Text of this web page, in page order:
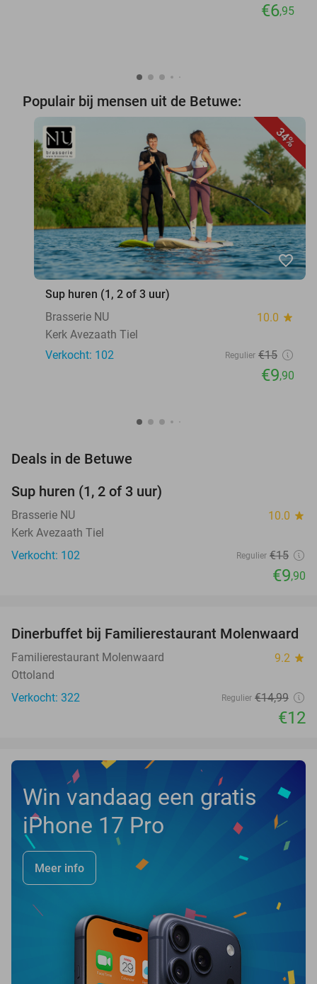
€6,95
Populair bij mensen uit de Betuwe:
34%
favorite_border
Sup huren (1, 2 of 3 uur)
Brasserie NU
10.0 star
Kerk Avezaath Tiel
Verkocht: 102
Regulier €15
€9,90
Deals in de Betuwe
Sup huren (1, 2 of 3 uur)
Brasserie NU 10.0 star
Kerk Avezaath Tiel
Verkocht: 102
Regulier €15
€9,90
20%
Dinerbuffet bij Familierestaurant Molenwaard
Familierestaurant Molenwaard 9.2 star
Ottoland
Verkocht: 322
Regulier €14,99
€12
Win vandaag een gratis
iPhone 17 Pro
Meer info